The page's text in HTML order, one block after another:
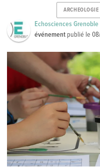
ARCHEOLOGIE
Echosciences Grenoble
événement publié le